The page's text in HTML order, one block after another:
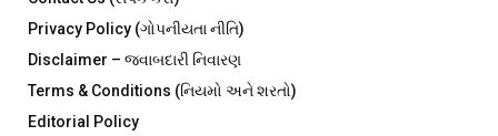
Privacy Policy (ગોપનીયતા નીતિ)
Disclaimer – જવાબદારી નિવારણ
Terms & Conditions (નિયમો અને શરતો)
Editorial Policy